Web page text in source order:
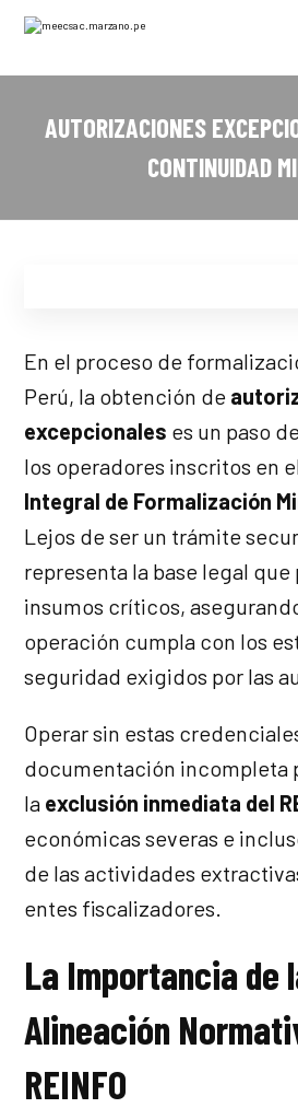
AUTORIZACIONES
CONTINUIDAD
En el proceso de
Perú, la obtención de
excepcionales es un paso
los operadores inscritos en
Integral de Formalización
Lejos de ser un trámite
representa la base legal
insumos críticos,
operación cumpla con los
seguridad exigidos por las
Operar sin estas
documentación incompleta
la exclusión inmediata del
económicas severas e
de las actividades
entes fiscalizadores.
La Importancia de
Alineación
REINFO